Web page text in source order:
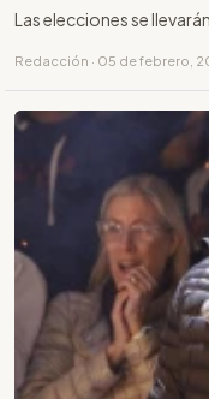
Las elecciones se
Redacción · 05 de febrero,